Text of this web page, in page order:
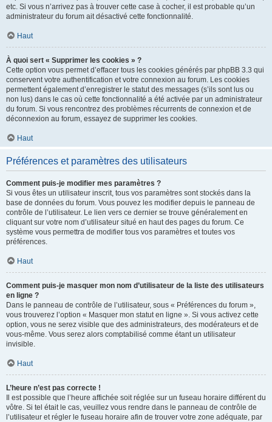
etc. Si vous n’arrivez pas à trouver cette case à cocher, il est probable qu’un
administrateur du forum ait désactivé cette fonctionnalité.
Haut
À quoi sert « Supprimer les cookies » ?
Cette option vous permet d’effacer tous les cookies générés par phpBB 3.3 qui
conservent votre authentification et votre connexion au forum. Les cookies
permettent également d’enregistrer le statut des messages (s’ils sont lus ou
non lus) dans le cas où cette fonctionnalité a été activée par un administrateur
du forum. Si vous rencontrez des problèmes récurrents de connexion et de
déconnexion au forum, essayez de supprimer les cookies.
Haut
Préférences et paramètres des utilisateurs
Comment puis-je modifier mes paramètres ?
Si vous êtes un utilisateur inscrit, tous vos paramètres sont stockés dans la
base de données du forum. Vous pouvez les modifier depuis le panneau de
contrôle de l’utilisateur. Le lien vers ce dernier se trouve généralement en
cliquant sur votre nom d’utilisateur situé en haut des pages du forum. Ce
système vous permettra de modifier tous vos paramètres et toutes vos
préférences.
Haut
Comment puis-je masquer mon nom d’utilisateur de la liste des utilisateurs
en ligne ?
Dans le panneau de contrôle de l’utilisateur, sous « Préférences du forum »,
vous trouverez l’option « Masquer mon statut en ligne ». Si vous activez cette
option, vous ne serez visible que des administrateurs, des modérateurs et de
vous-même. Vous serez alors comptabilisé comme étant un utilisateur
invisible.
Haut
L’heure n’est pas correcte !
Il est possible que l’heure affichée soit réglée sur un fuseau horaire différent du
vôtre. Si tel était le cas, veuillez vous rendre dans le panneau de contrôle de
l’utilisateur et régler le fuseau horaire afin de trouver votre zone adéquate, par